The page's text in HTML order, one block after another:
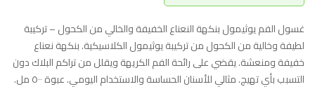
غسول الفم يوثيمول بنكهة النعناع الخفيفة والخالي من الكحول – تركيبة
لطيفة وخالية من الكحول من تركيبة يوثيمول الكلاسيكية. بنكهة نعناع
خفيفة ومنعشة. يقضي على رائحة الفم الكريهة ويقلل من تراكم البلاك دون
التسبب بأي تهيج. مثالي للأسنان الحساسة والاستخدام اليومي. عبوة ٥٠٠ مل.